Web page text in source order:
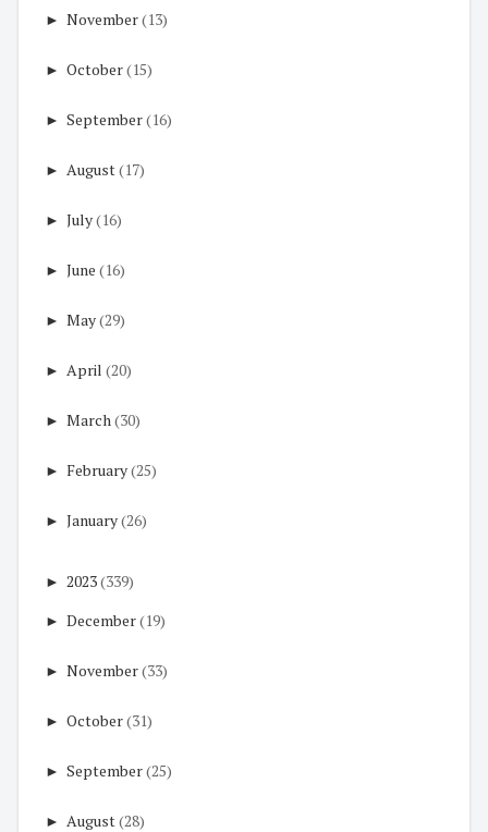
► November(13)
► October(15)
► September(16)
► August(17)
► July(16)
► June (16)
► May(29)
► April (20)
► March (30)
► February(25)
► January(26)
► 2023(339)
► December(19)
► November(33)
► October(31)
► September(25)
► August(28)